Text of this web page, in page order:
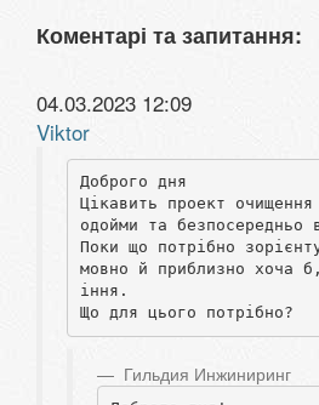
Коментарі та запитання:
04.03.2023 12:09
Viktor
Доброго дня
Цікавить проект
одойми та безпосередньо
Поки що потрібно
мовно й приблизно хоча
іння.
Що для цього потрібно?
Гильдия Инжиниринг